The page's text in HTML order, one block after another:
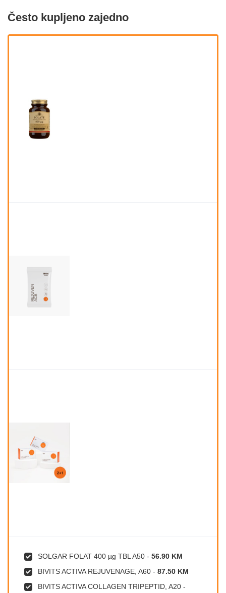
Često kupljeno zajedno
SOLGAR FOLAT 400 µg TBL A50 - 56.90 KM
BIVITS ACTIVA REJUVENAGE, A60 - 87.50 KM
BIVITS ACTIVA COLLAGEN TRIPEPTID, A20 -